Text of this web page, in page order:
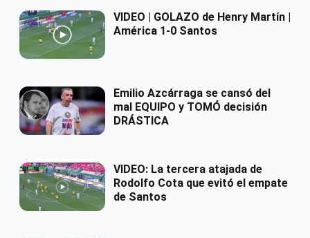
VIDEO | GOLAZO de Henry Martín |
América 1-0 Santos
Emilio Azcárraga se cansó del
mal EQUIPO y TOMÓ decisión
DRÁSTICA
VIDEO: La tercera atajada de
Rodolfo Cota que evitó el empate
de Santos